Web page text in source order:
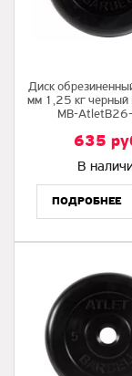
Диск
мм 1,25 кг
MB-
635
В